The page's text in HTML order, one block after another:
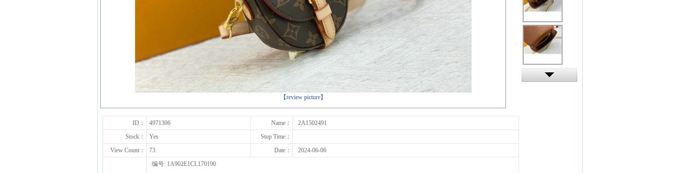
【review picture】
下一张
ID： 4971306 Name：
2A1502491
Stock：
Yes
Stop Time：
View Count：
73 Date：
2024-06-06
编号: 1A902E1CL170190